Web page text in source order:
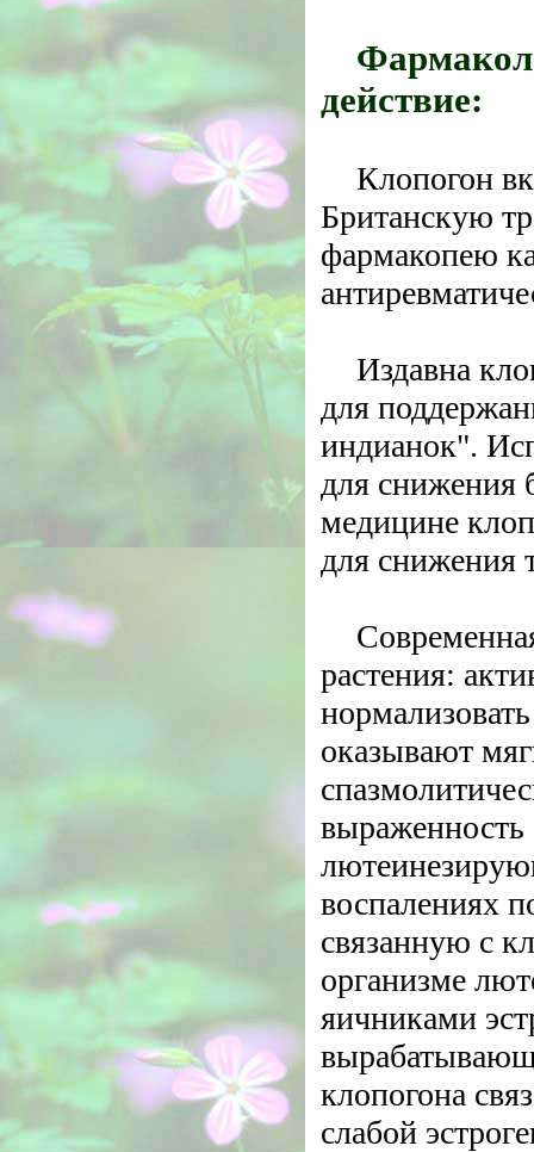
действие:
Клопогон
Британскую
фармакопею
Издавна
для
индианок".
для снижения
медицине
для снижения
растения:
оказывают
выраженность
воспалениях
связанную с
организме
яичниками
клопогона
слабой